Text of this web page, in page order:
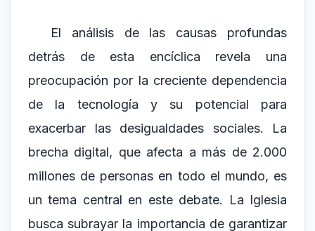
El análisis de las causas profundas
detrás de esta encíclica revela una
preocupación por la creciente dependencia
de la tecnología y su potencial para
exacerbar las desigualdades sociales. La
brecha digital, que afecta a más de 2.000
millones de personas en todo el mundo, es
un tema central en este debate. La Iglesia
busca subrayar la importancia de garantizar